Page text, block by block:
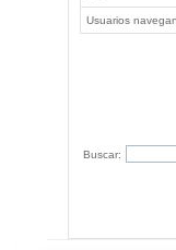
Usuarios
Buscar: